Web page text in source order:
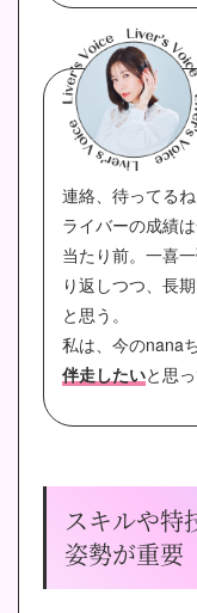
連絡、待ってるね
ライバーの成績
当たり前。一喜
り返しつつ、長
と思う。
私は、今のnana
伴走したいと思
スキルや特
姿勢が重要